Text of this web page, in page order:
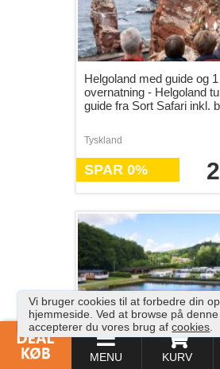
MENU KURV
Helgoland med guide og 1
overnatning - Helgoland
guide fra Sort Safari inkl.
Tyskland
SPAR 0%
hygge i campinghytte med
og familietid - Nyd en
Vi bruger cookies til at forbedre din
hjemmeside. Ved at browse på
accepterer du vores brug afcookies